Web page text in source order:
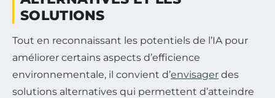
SOLUTIONS
Tout en reconnaissant les potentiels de l’IA pour
améliorer certains aspects d’efficience
environnementale, il convient d’envisager des
solutions alternatives qui permettent d’atteindre